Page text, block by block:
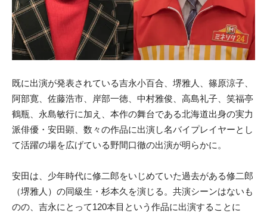
既に出演が発表されている吉永小百合、堺雅人、篠原涼子、
阿部寛、佐藤浩市、岸部一徳、中村雅俊、高島礼子、笑福亭
鶴瓶、永島敏行に加え、本作の舞台である北海道出身の実力
派俳優・安田顕、数々の作品に出演し名バイプレイヤーとし
て活躍の場を広げている野間口徹の出演が明らかに。
安田は、少年時代に修二郎をいじめていた過去がある修二郎
（堺雅人）の同級生・杉本久を演じる。共演シーンはないも
のの、吉永にとって120本目という作品に出演することに